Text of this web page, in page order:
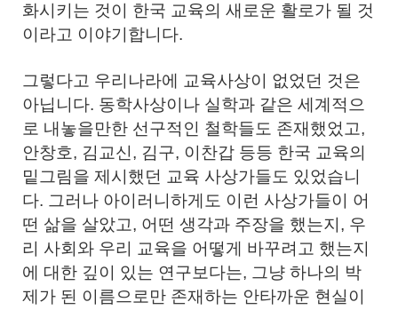
화시키는 것이 한국 교육의 새로운 활로가 될 것
이라고 이야기합니다.
그렇다고 우리나라에 교육사상이 없었던 것은
아닙니다. 동학사상이나 실학과 같은 세계적으
로 내놓을만한 선구적인 철학들도 존재했었고,
안창호, 김교신, 김구, 이찬갑 등등 한국 교육의
밑그림을 제시했던 교육 사상가들도 있었습니
다. 그러나 아이러니하게도 이런 사상가들이 어
떤 삶을 살았고, 어떤 생각과 주장을 했는지, 우
리 사회와 우리 교육을 어떻게 바꾸려고 했는지
에 대한 깊이 있는 연구보다는, 그냥 하나의 박
제가 된 이름으로만 존재하는 안타까운 현실이